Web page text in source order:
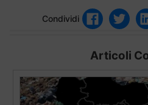
Condividi
Articoli